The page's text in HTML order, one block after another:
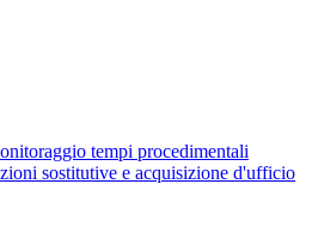
tempi procedimentali
sostitutive e acquisizione d'ufficio